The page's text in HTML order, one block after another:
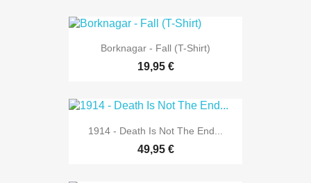
Borknagar - Fall (T-Shirt)
19,95 €
1914 - Death Is Not The End...
49,95 €